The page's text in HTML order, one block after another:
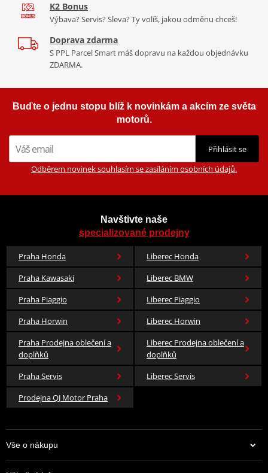
K2 Bonus
Výbava? Servis? Sleva? Ty volíš, jakou odměnu chceš!
Doprava zdarma
S PPL Parcel Smart máš dopravu na každou objednávku
ZDARMA.
Buďte o jednu stopu blíž k novinkám a akcím ze světa
motorů.
Přihlásit se
Odběrem novinek souhlasím se zasíláním osobních údajů.
Navštivte naše
specializované prodejny
Praha Honda
Liberec Honda
Praha Kawasaki
Liberec BMW
Praha Piaggio
Liberec Piaggio
Praha Horwin
Liberec Horwin
Praha Prodejna oblečení a
doplňků
Liberec Prodejna oblečení a
doplňků
Praha Servis
Liberec Servis
Prodejna QJ Motor Praha
Vše o nákupu